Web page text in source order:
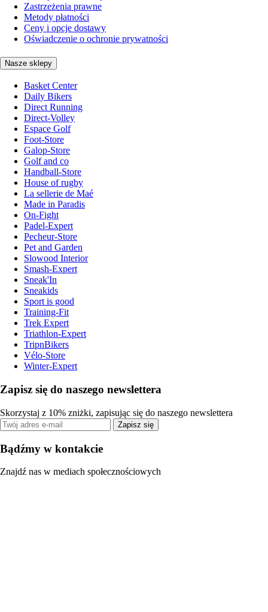
Zastrzeżenia prawne
Metody płatności
Ceny i opcje dostawy
Oświadczenie o ochronie prywatności
Nasze sklepy
Basket Center
Daily Bikers
Direct Running
Direct-Volley
Espace Golf
Foot-Store
Galop-Store
Golf and co
Handball-Store
House of rugby
La sellerie de Maé
Made in Paradis
On-Fight
Padel-Expert
Pecheur-Store
Pet and Garden
Slowood Interior
Smash-Expert
Sneak'In
Sneakids
Sport is good
Training-Fit
Trek Expert
Triathlon-Expert
TripnBikers
Vélo-Store
Winter-Expert
Zapisz się do naszego newslettera
Skorzystaj z 10% zniżki, zapisując się do naszego newslettera
Zapisz się
Bądźmy w kontakcie
Znajdź nas w mediach społecznościowych